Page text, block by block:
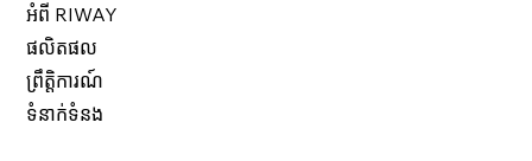
អំពី RIWAY
ផលិតផល
ព្រឹត្តិការណ៍
ទំនាក់ទំនង